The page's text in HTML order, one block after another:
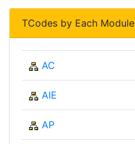
TCodes by Each Module
AC
AIE
AP